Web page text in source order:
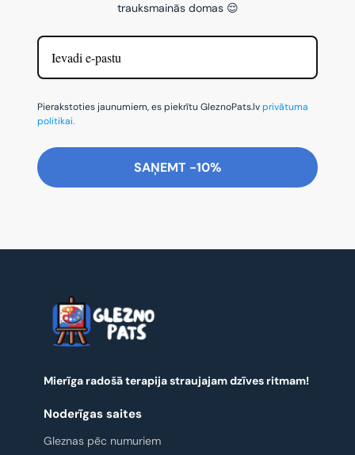
trauksmainās domas 😌
Pierakstoties jaunumiem, es piekrītu GleznoPats.lvprivātuma
politikai.
SAŅEMT -10%
Mierīga radošā terapija straujajam dzīves ritmam!
Noderīgas saites
Gleznas pēc numuriem